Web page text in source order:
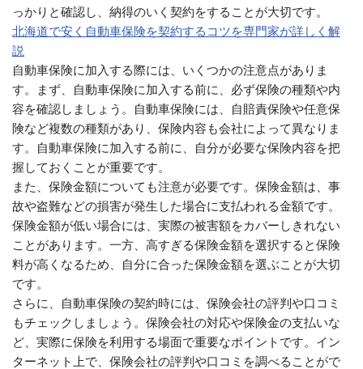
っかりと確認し、納得のいく契約をすることが大切です。
北海道で安く自動車保険を契約するコツを専門家が詳しく解
説
自動車保険に加入する際には、いくつかの注意点がありま
す。まず、自動車保険に加入する前に、必ず保険の種類や内
容を確認しましょう。自動車保険には、自賠責保険や任意保
険など複数の種類があり、保険内容も会社によって異なりま
す。自動車保険に加入する前に、自分が必要な保険内容を把
握しておくことが重要です。
また、保険金額についても注意が必要です。保険金額は、事
故や盗難などの損害が発生した場合に支払われる金額です。
保険金額が低い場合には、実際の被害額をカバーしきれない
ことがあります。一方、高すぎる保険金額を選択すると保険
料が高くなるため、自分に合った保険金額を選ぶことが大切
です。
さらに、自動車保険の契約時には、保険会社の評判や口コミ
もチェックしましょう。保険会社の対応や保険金の支払いな
ど、実際に保険を利用する場面で重要なポイントです。イン
ターネット上で、保険会社の評判や口コミを調べることがで